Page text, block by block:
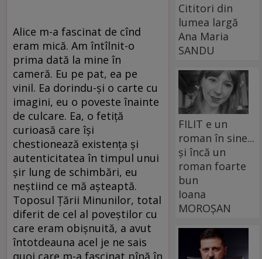
Alice m-a fascinat de cînd
eram mică. Am întîlnit-o
prima dată la mine în
cameră. Eu pe pat, ea pe
vinil. Ea dorindu-și o carte cu
imagini, eu o poveste înainte
de culcare. Ea, o fetiță
curioasă care își
chestionează existența și
autenticitatea în timpul unui
șir lung de schimbări, eu
neștiind ce mă așteaptă.
Toposul Țării Minunilor, total
diferit de cel al poveștilor cu
care eram obișnuită, a avut
întotdeauna acel je ne sais
quoi care m-a fascinat pînă în
Cititori din
lumea largă
Ana Maria
SANDU
FILIT e un
roman în sine...
și încă un
roman foarte
bun
Ioana
MOROȘAN